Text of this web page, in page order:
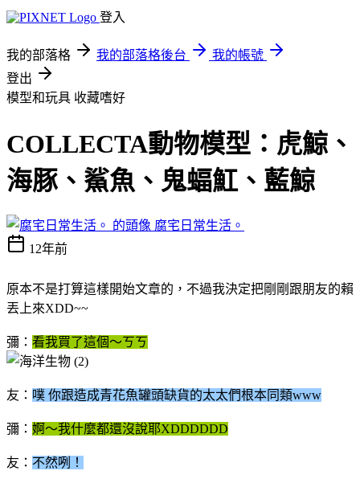
登入
我的部落格 我的部落格後台
我的帳號
登出
模型和玩具 收藏嗜好
COLLECTA動物​模型：虎鯨、
海豚、鯊魚、鬼蝠魟、藍鯨
腐宅日常生活。
12年前
原本不是打算這樣開始文章的，不過我決定把剛剛跟朋友的賴
丟上來XDD~~
彌： 看我買了這個～ㄎㄎ
友： 噗 你跟造成青花魚罐頭缺貨的太太們根本同類www
彌： 婀～我什麼都還沒說耶XDDDDDD
友： 不然咧！